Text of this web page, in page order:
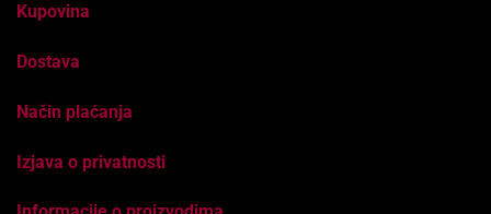
Kupovina
Dostava
Način plaćanja
Izjava o privatnosti